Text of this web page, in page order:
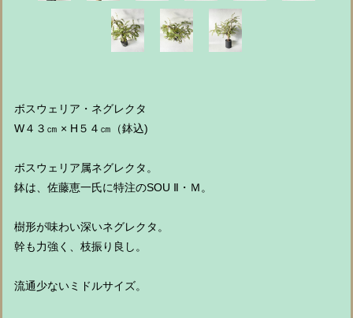
ボスウェリア・ネグレクタ
W４３㎝ × H５４㎝（鉢込)
ボスウェリア属ネグレクタ。
鉢は、佐藤恵一氏に特注のSOU Ⅱ・Ｍ。
樹形が味わい深いネグレクタ。
幹も力強く、枝振り良し。
流通少ないミドルサイズ。